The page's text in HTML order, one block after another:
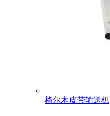
格尔木皮带输送机